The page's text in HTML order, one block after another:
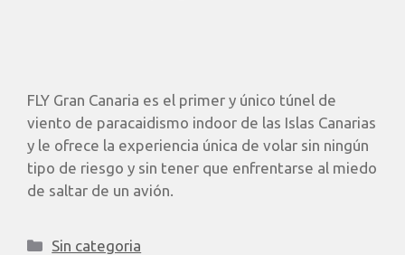
FLY Gran Canaria es el primer y único túnel de
viento de paracaidismo indoor de las Islas Canarias
y le ofrece la experiencia única de volar sin ningún
tipo de riesgo y sin tener que enfrentarse al miedo
de saltar de un avión.
Sin categoria